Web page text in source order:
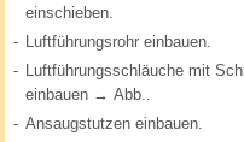
einschieben.
- Luftführungsrohr einbauen.
- Luftführungsschläuche mit
einbauen → Abb..
- Ansaugstutzen einbauen.